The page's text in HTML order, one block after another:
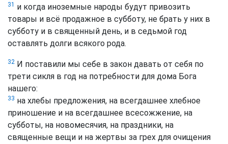
31 и когда иноземные народы будут привозить
товары и всё продажное в субботу, не брать у них в
субботу и в священный день, и в седьмой год
оставлять долги всякого рода.
32 И поставили мы себе в закон давать от себя по
трети сикля в год на потребности для дома Бога
нашего:
33 на хлебы предложения, на всегдашнее хлебное
приношение и на всегдашнее всесожжение, на
субботы, на новомесячия, на праздники, на
священные вещи и на жертвы за грех для очищения